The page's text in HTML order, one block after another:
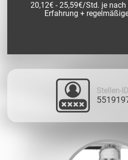
20,12€ - 25,59€/Std. je
Erfahrung +
Stellen-